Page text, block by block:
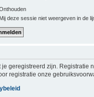
Mij deze sessie niet weergeven in de
geregistreerd zijn.
registratie onze